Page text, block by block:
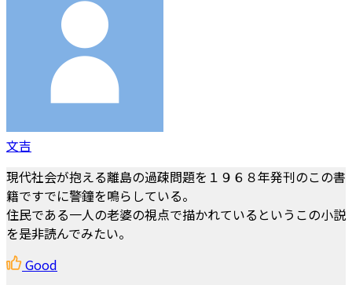
文吉
現代社会が抱える離島の過疎問題を１９６８年発刊のこの書
籍ですでに警鐘を鳴らしている。
住民である一人の老婆の視点で描かれているというこの小説
を是非読んでみたい。
Good